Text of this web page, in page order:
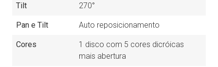
Tilt 270°
Pan e Tilt Auto reposicionamento
Cores
1 disco com 5 cores dicróicas
mais abertura